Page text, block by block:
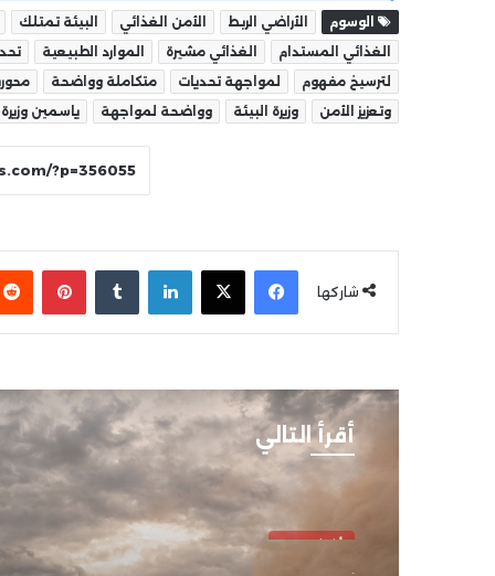
الوسوم الأراضي الربط الأمن الغذائي البيئة تمتلك
الغذائي المستدام
الغذائي مشيرة الموارد الطبيعية
لترسيخ مفهوم
لمواجهة تحديات متكاملة وواضحة
وتعزيز الأمن
وزيرة البيئة وواضحة لمواجهة ياسمين وزيرة
شاركها
فيسبوك
‫X لينكدإن
أقرأ التالي